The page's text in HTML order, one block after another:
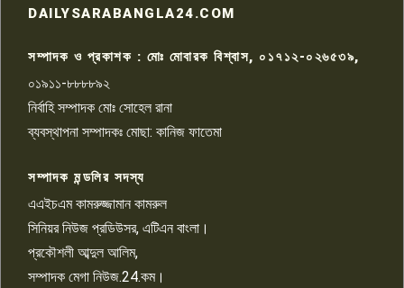
রাজশাহীতে সন্ত্রাসী হামলায় গুরুতর
৯
চাঁদাবাজি ও হয়রানির অভিযোগ
১০
DAILYSARABANGLA24.COM
সম্পাদক ও প্রকাশক : মোঃ মোবারক বিশ্বাস, ০১৭১২-০২৬৫৩৯,
০১৯১১-৮৮৮৮৯২
নির্বাহি সম্পাদক মোঃ সোহেল রানা
ব্যবস্থাপনা সম্পাদকঃ মোছা: কানিজ ফাতেমা
সম্পাদক মন্ডলির সদস্য
এএইচএম কামরুজ্জামান কামরুল
সিনিয়র নিউজ প্রডিউসর, এটিএন বাংলা।
প্রকৌশলী আব্দুল আলিম,
সম্পাদক মেগা নিউজ.24.কম।